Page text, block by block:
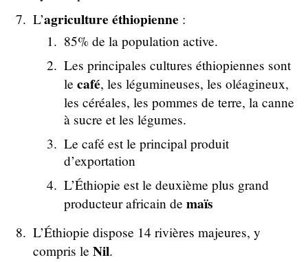
L’agriculture éthiopienne :
85% de la population active.
Les principales cultures éthiopiennes sont
le café, les légumineuses, les oléagineux,
les céréales, les pommes de terre, la canne
à sucre et les légumes.
Le café est le principal produit
d’exportation
L’Éthiopie est le deuxième plus grand
producteur africain de maïs
L’Éthiopie dispose 14 rivières majeures, y
compris le Nil.